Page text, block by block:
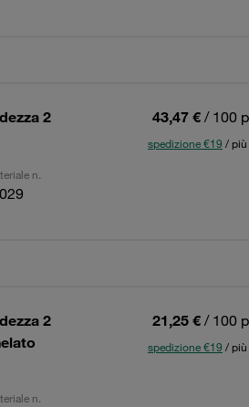
2
43,47 € / 100
spedizione €19 / più
n.
2
21,25 € / 100
spedizione €19 / più
n.